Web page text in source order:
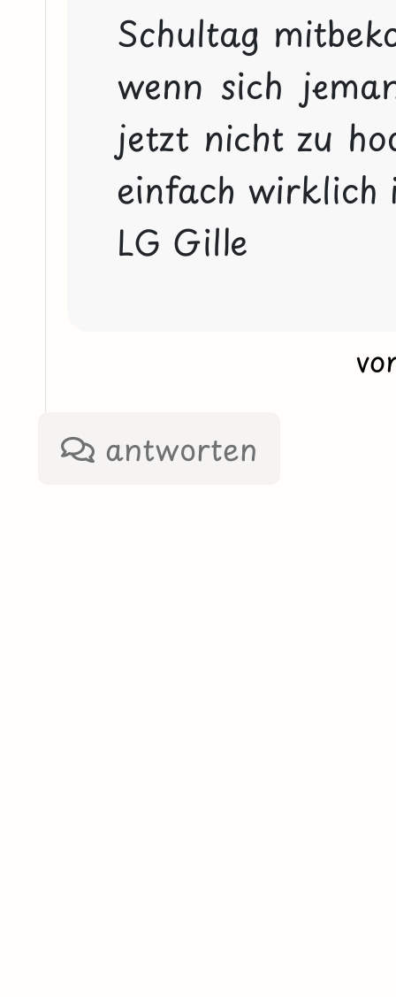
Schultag
wenn sich
jetzt nicht zu
einfach wirklich
LG Gille
antworten